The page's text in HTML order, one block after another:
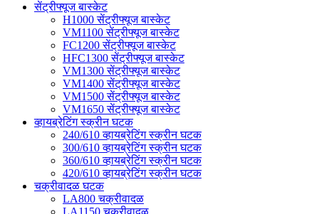
सेंट्रीफ्यूज बास्केट
H1000 सेंट्रीफ्यूज बास्केट
VM1100 सेंट्रीफ्यूज बास्केट
FC1200 सेंट्रीफ्यूज बास्केट
HFC1300 सेंट्रीफ्यूज बास्केट
VM1300 सेंट्रीफ्यूज बास्केट
VM1400 सेंट्रीफ्यूज बास्केट
VM1500 सेंट्रीफ्यूज बास्केट
VM1650 सेंट्रीफ्यूज बास्केट
व्हायब्रेटिंग स्क्रीन घटक
240/610 व्हायब्रेटिंग स्क्रीन घटक
300/610 व्हायब्रेटिंग स्क्रीन घटक
360/610 व्हायब्रेटिंग स्क्रीन घटक
420/610 व्हायब्रेटिंग स्क्रीन घटक
चक्रीवादळ घटक
LA800 चक्रीवादळ